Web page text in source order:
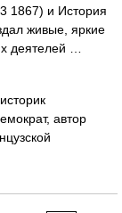
1867) и История
живые, яркие
деятелей …
автор